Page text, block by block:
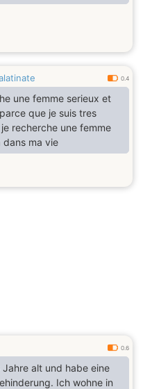
0.4
une femme serieux et
que je suis tres
recherche une femme
dans ma vie
0.6
alt und habe eine
Ich wohne in